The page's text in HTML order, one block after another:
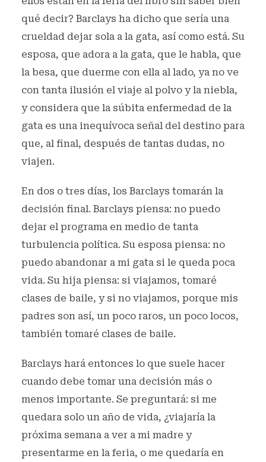
qué decir? Barclays ha dicho que sería una
crueldad dejar sola a la gata, así como está. Su
esposa, que adora a la gata, que le habla, que
la besa, que duerme con ella al lado, ya no ve
con tanta ilusión el viaje al polvo y la niebla,
y considera que la súbita enfermedad de la
gata es una inequívoca señal del destino para
que, al final, después de tantas dudas, no
viajen.
En dos o tres días, los Barclays tomarán la
decisión final. Barclays piensa: no puedo
dejar el programa en medio de tanta
turbulencia política. Su esposa piensa: no
puedo abandonar a mi gata si le queda poca
vida. Su hija piensa: si viajamos, tomaré
clases de baile, y si no viajamos, porque mis
padres son así, un poco raros, un poco locos,
también tomaré clases de baile.
Barclays hará entonces lo que suele hacer
cuando debe tomar una decisión más o
menos importante. Se preguntará: si me
quedara solo un año de vida, ¿viajaría la
próxima semana a ver a mi madre y
presentarme en la feria, o me quedaría en